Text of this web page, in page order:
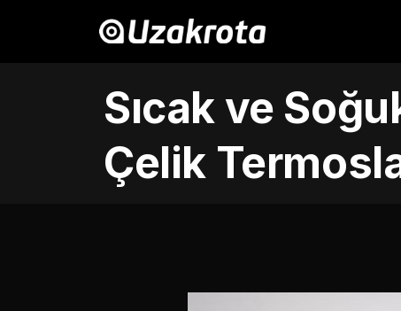
Sıcak ve
Çelik